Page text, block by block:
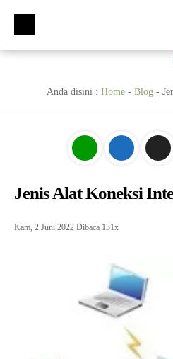
Kompetensi Keahlian
Multimedia (MM)
Tata Busana (TB)
Akuntansi Dan Keuangan
Otomatisasi dan Tata Kelola
Fasilitas
Galeri
Video
Materi + Tugas
Kumpulan Soal
Materi TPAV
Materi Komputer dan Jaringan
Humas
Anda disini : Home - Blog -
Jenis Alat Koneksi
Kam, 2 Juni 2022 Dibaca 131x